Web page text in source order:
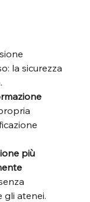
la sicurezza
più
gli atenei.